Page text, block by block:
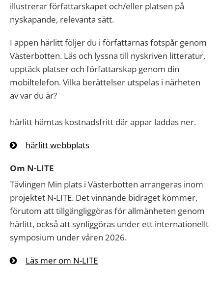
illustrerar författarskapet och/eller platsen på
nyskapande, relevanta sätt.
I appen härlitt följer du i författarnas fotspår genom
Västerbotten. Läs och lyssna till nyskriven litteratur,
upptäck platser och författarskap genom din
mobiltelefon. Vilka berättelser utspelas i närheten
av var du är?
härlitt hämtas kostnadsfritt där appar laddas ner.
härlitt webbplats
Om N-LITE
Tävlingen Min plats i Västerbotten arrangeras inom
projektet N-LITE. Det vinnande bidraget kommer,
förutom att tillgängliggöras för allmänheten genom
härlitt, också att synliggöras under ett internationellt
symposium under våren 2026.
Läs mer om N-LITE